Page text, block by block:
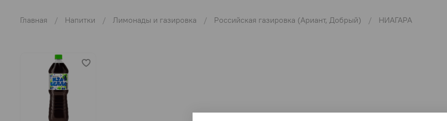
Главная Напитки Лимонады и газировка Российская газировка (Ариант, Добрый) НИАГАРА